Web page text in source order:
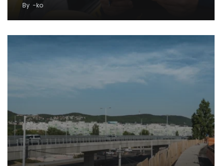
By -ko